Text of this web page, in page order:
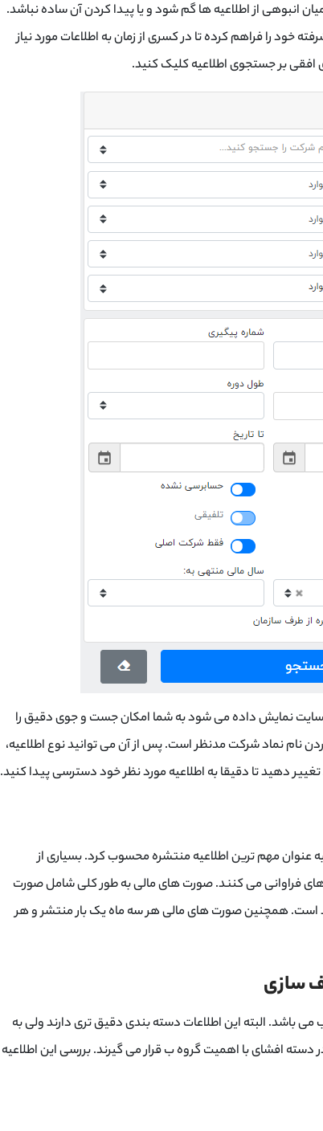
انبوهی از اطلاعیه ها گم شود و یا پیدا کردن آن ساده نباشد.
را فراهم کرده تا در کسری از زمان به اطلاعات مورد نیاز
افقی بر جستجوی اطلاعیه کلیک کنید.
نمایش داده می شود به شما امکان جست و جوی دقیق را
نام نماد شرکت مدنظر است. پس از آن می توانید نوع اطلاعیه،
دهید تا دقیقا به اطلاعیه مورد نظر خود دسترسی پیدا کنید.
عنوان مهم ترین اطلاعیه منتشره محسوب کرد. بسیاری از
های فراوانی می کنند. صورت های مالی به طور کلی شامل صورت
است. همچنین صورت های مالی هر سه ماه یک بار منتشر و هر
سازی
باشد. البته این اطلاعات دسته بندی دقیق تری دارند ولی به
دسته افشای با اهمیت گروه ب قرار می گیرند. بررسی این اطلاعیه